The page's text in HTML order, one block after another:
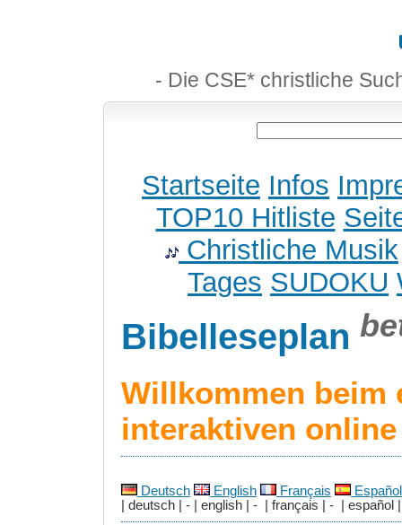
- Die CSE* christliche
Startseite Infos
TOP10 Hitliste
Christliche Musik
Tages SUDOKU
Bibelleseplan
Willkommen beim
interaktiven
Deutsch English Français
Español
| deutsch | - | english | - | français | - | español |